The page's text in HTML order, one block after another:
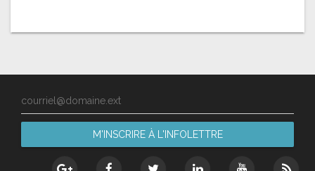
courriel@domaine.ext